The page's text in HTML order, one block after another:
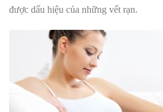
được dấu hiệu của những vết rạn.